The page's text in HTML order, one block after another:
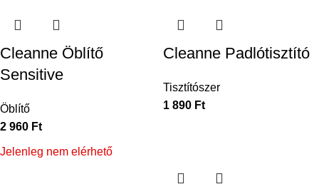
Cleanne Öblítő
Sensitive
Öblítő
2 960 Ft
Cleanne Padlótisztító
Tisztítószer
1 890 Ft
Jelenleg nem elérhető